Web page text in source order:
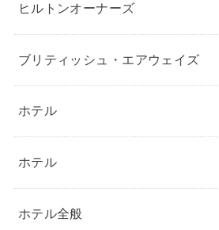
ヒルトンオーナーズ
ブリティッシュ・エアウェイズ
ホテル
ホテル
ホテル全般